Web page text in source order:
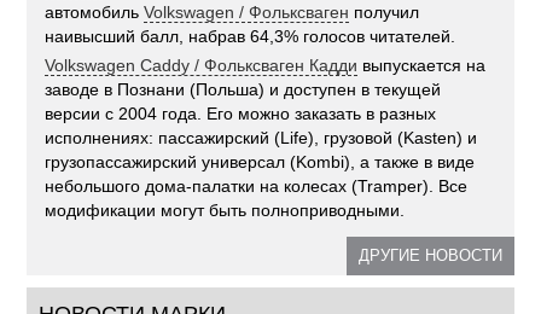
автомобильVolkswagen / Фольксваген получил
наивысший балл, набрав 64,3% голосов читателей.
Volkswagen Caddy / Фольксваген Кадди выпускается на
заводе в Познани (Польша) и доступен в текущей
версии с 2004 года. Его можно заказать в разных
исполнениях: пассажирский (Life), грузовой (Kasten) и
грузопассажирский универсал (Kombi), а также в виде
небольшого дома-палатки на колесах (Tramper). Все
модификации могут быть полноприводными.
ДРУГИЕ НОВОСТИ